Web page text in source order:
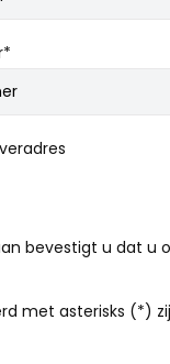
bevestigt u dat u
met asterisks (*)